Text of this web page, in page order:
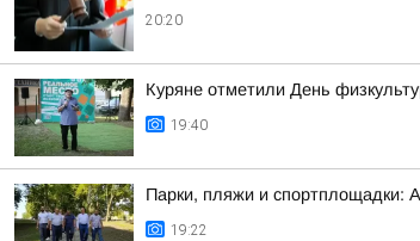
20:20
Куряне отметили День
19:40
Парки, пляжи и спортплощадки:
19:22